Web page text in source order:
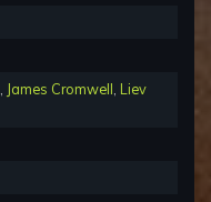
James Cromwell Liev